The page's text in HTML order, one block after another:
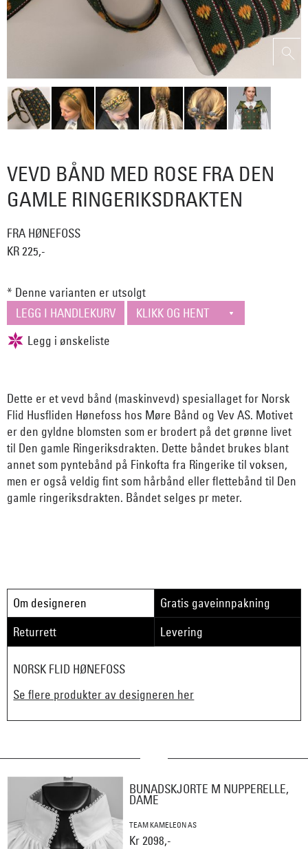
VEVD BÅND MED ROSE FRA DEN
GAMLE RINGERIKSDRAKTEN
FRA HØNEFOSS
KR 225,-
* Denne varianten er utsolgt
Dette er et vevd bånd (maskinvevd) spesiallaget for Norsk
Flid Husfliden Hønefoss hos Møre Bånd og Vev AS. Motivet
er den gyldne blomsten som er brodert på det grønne livet
til Den gamle Ringeriksdrakten. Dette båndet brukes blant
annet som pyntebånd på Finkofta fra Ringerike til voksen,
men er også veldig fint som hårbånd eller flettebånd til Den
gamle ringeriksdrakten. Båndet selges pr meter.
Om designeren
Gratis gaveinnpakning
Returrett
Levering
NORSK FLID HØNEFOSS
Se flere produkter av designeren her
BUNADSKJORTE M NUPPERELLE,
DAME
TEAM KAMELEON AS
Kr 2098,-